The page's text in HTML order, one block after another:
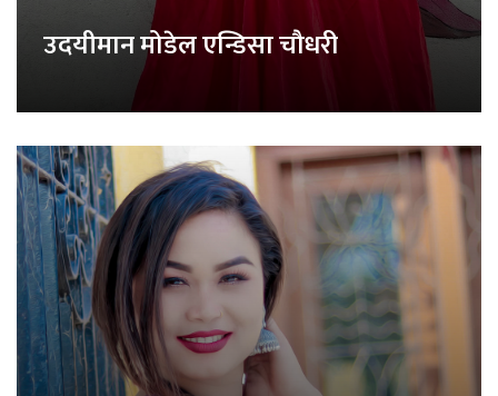
उदयीमान मोडेल एन्डिसा चौधरी